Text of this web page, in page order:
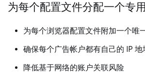
为每个配置文件分配一个专用
为每个浏览器配置文件附加一个唯
确保每个广告帐户都有自己的 IP 地
降低基于网络的账户关联风险